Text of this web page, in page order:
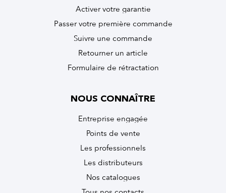
Activer votre garantie
Passer votre première commande
Suivre une commande
Retourner un article
Formulaire de rétractation
NOUS CONNAÎTRE
Entreprise engagée
Points de vente
Les professionnels
Les distributeurs
Nos catalogues